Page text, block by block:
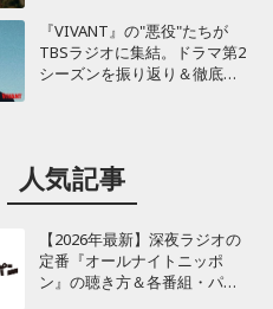
『VIVANT』の"悪役"たちが
TBSラジオに集結。ドラマ第2
シーズンを振り返り＆徹底考
人気記事
【2026年最新】深夜ラジオの
定番『オールナイトニッポ
ン』の聴き方＆各番組・パー